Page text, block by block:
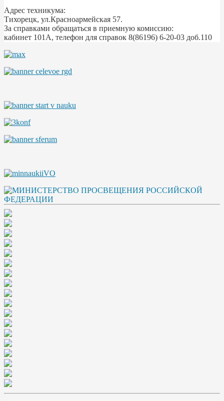
Адрес техникума:
Тихорецк, ул.Красноармейская 57.
За справками обращаться в приемную комиссию:
кабинет 101А, телефон для справок 8(86196) 6-20-03 доб.110